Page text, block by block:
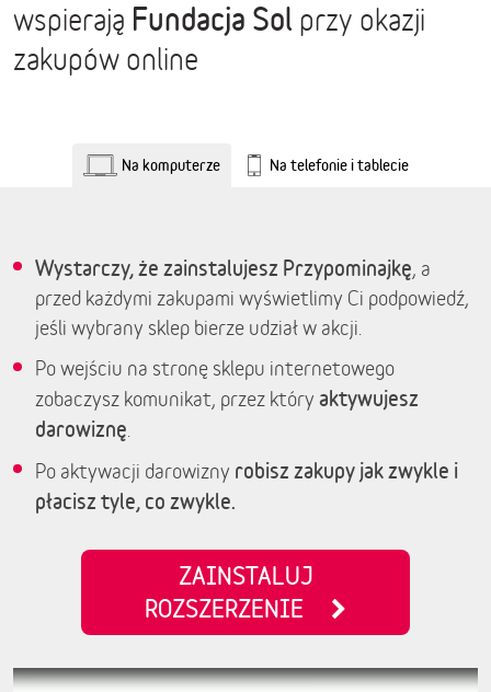
wspierają Fundacja Sol przy okazji
zakupów online
Na komputerze Na telefonie i tablecie
Wystarczy, że zainstalujesz Przypominajkę, a
przed każdymi zakupami wyświetlimy Ci podpowiedź,
jeśli wybrany sklep bierze udział w akcji.
Po wejściu na stronę sklepu internetowego
zobaczysz komunikat, przez który aktywujesz
darowiznę
Po aktywacji darowizny robisz zakupy jak zwykle i
płacisz tyle, co zwykle.
ZAINSTALUJ
ROZSZERZENIE